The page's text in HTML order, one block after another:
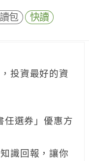
包 快讀
投資最好的資
任選券」優惠方
識回報，讓你